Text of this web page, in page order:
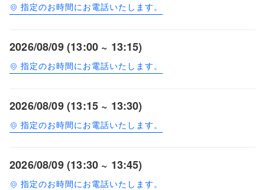
指定のお時間にお電話いたします。
2026/08/09 (13:00 ~ 13:15)
指定のお時間にお電話いたします。
2026/08/09 (13:15 ~ 13:30)
指定のお時間にお電話いたします。
2026/08/09 (13:30 ~ 13:45)
指定のお時間にお電話いたします。